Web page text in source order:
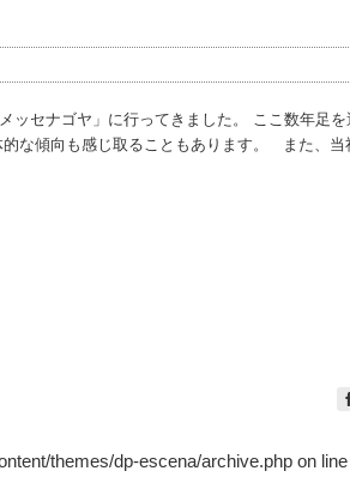
ッセナゴヤ」に行ってきました。 ここ数年足を
な傾向も感じ取ることもあります。 また、当
themes/dp-escena/archive.php on line